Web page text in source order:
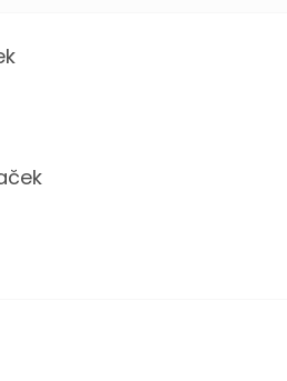
je 5 z 5 hvězdiček.
je 5 z 5 hvězdiček.